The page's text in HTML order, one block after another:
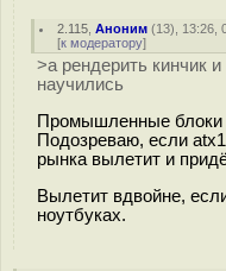
2.115 ,Аноним (13), 13:26,
[к модератору]
>а рендерить кинчик
научились
Промышленные блоки
Подозреваю, если
рынка вылетит и
Вылетит вдвойне,
ноутбуках.